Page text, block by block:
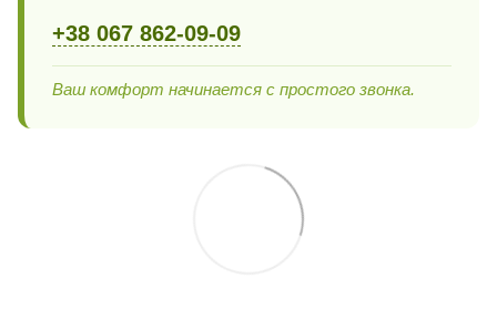
+38 067 862-09-09
Ваш комфорт начинается с простого звонка.